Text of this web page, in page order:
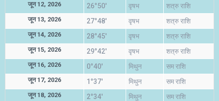
जून 12, 2026 26°50' वृषभ शत्रु राशि
जून 13, 2026 27°48' वृषभ शत्रु राशि
जून 14, 2026 28°45' वृषभ शत्रु राशि
जून 15, 2026 29°42' वृषभ शत्रु राशि
जून 16, 2026 0°40' मिथुन सम राशि
जून 17, 2026 1°37' मिथुन सम राशि
जून 18, 2026 2°34' मिथुन सम राशि